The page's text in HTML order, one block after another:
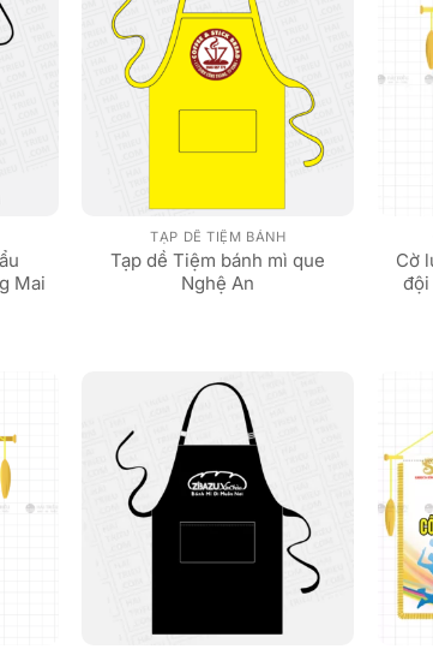
Mai
TẠP DỀ TIỆM BÁNH
Tạp dề Tiệm bánh mì que
Nghệ An
Cờ
đội